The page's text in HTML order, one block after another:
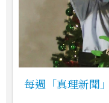
每週「真理新聞